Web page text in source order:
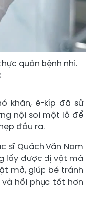
quản bệnh nhi.
khăn, ê-kíp đã sử
nội soi một lỗ để
đầu ra.
sĩ Quách Văn Nam
lấy được dị vật mà
mở, giúp bé tránh
hồi phục tốt hơn